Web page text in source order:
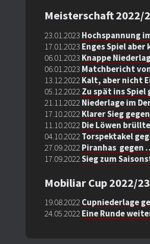
Meisterschaft 2022/
23.01.2023 Hochspannung
17.01.2023 Enges Spiel
06.01.2023 Knappe
06.01.2023 Matchbericht
13.12.2022Kalt, aber nicht
05.12.2022Zu spät ins Spiel
21.11.2022Niederlage im
17.10.2022Klarer Sieg
11.10.2022Die Löwen
04.10.2022Torspektakel
27.09.2022Piranhas gegen
17.09.2022Sieg zum
Mobiliar Cup 2022/
19.08.2022Cupniederlage
24.05.2022Eine Runde